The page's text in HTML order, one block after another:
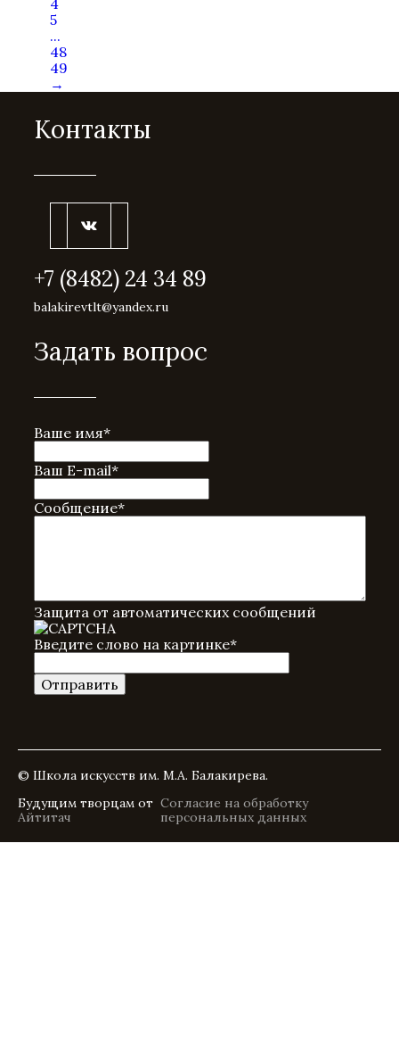
4
5
...
48
49
→
Контакты
+7 (8482) 24 34 89
balakirevtlt@yandex.ru
Задать вопрос
Ваше имя*
Ваш E-mail*
Сообщение*
Защита от автоматических сообщений
Введите слово на картинке*
© Школа искусств им. М.А. Балакирева.
Будущим творцам от
Айтитач
Согласие на обработку
персональных данных